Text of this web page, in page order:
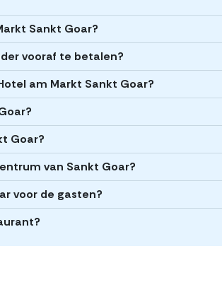
Sankt Goar?
vooraf te betalen?
am Markt Sankt Goar?
Goar?
van Sankt Goar?
voor de gasten?